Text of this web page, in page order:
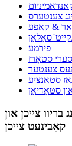
צענטערס
& קאַפע
פירמע
סטאָרז
צענטער
סטאנציע
סטאַדיאָן
צייכן און
קאַבינעט צייכן